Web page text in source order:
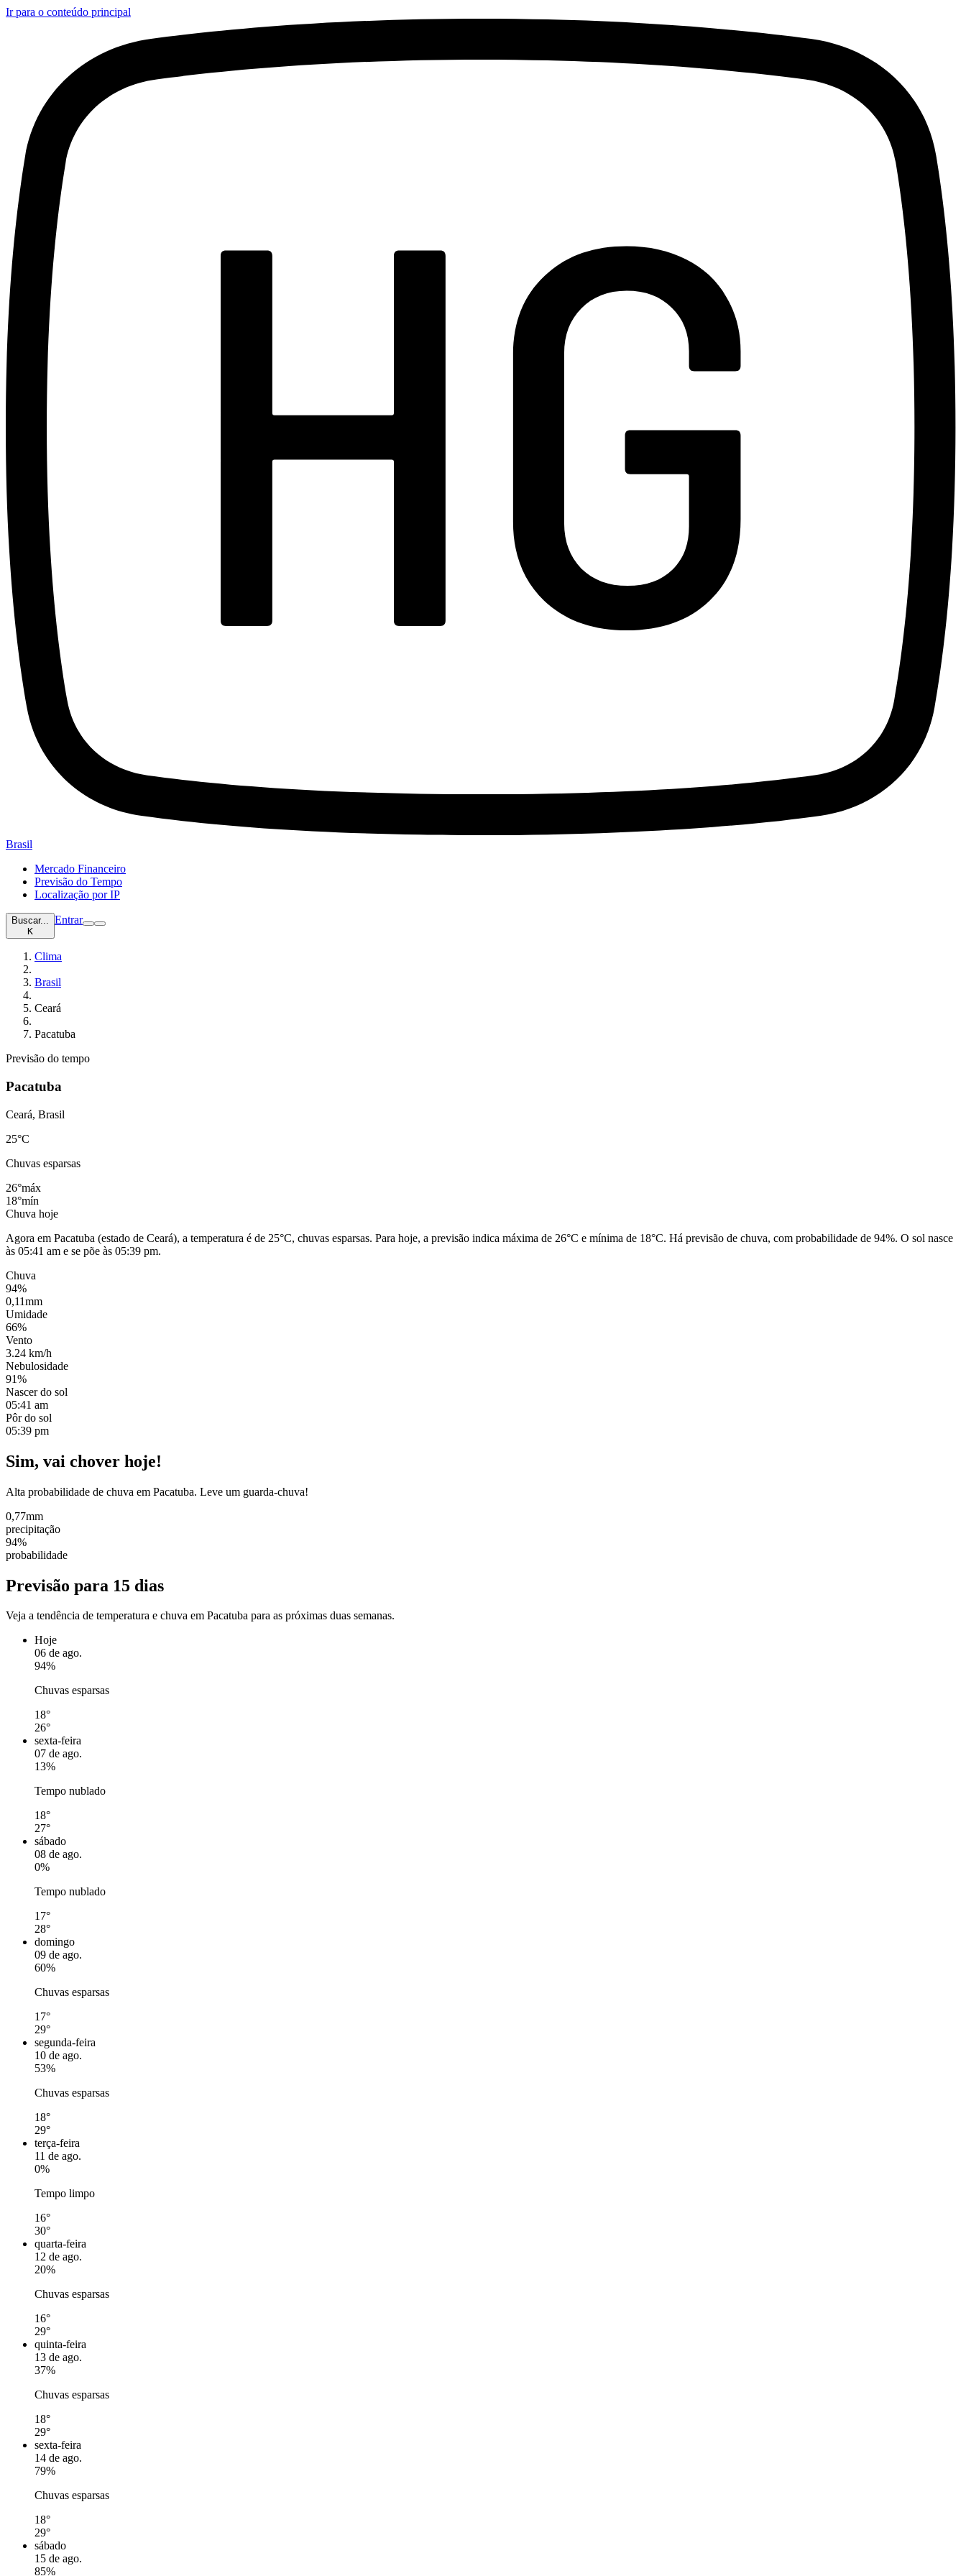
Ir para o conteúdo principal
Brasil
Mercado Financeiro
Previsão do Tempo
Localização por IP
Buscar...
K
Entrar
Clima
Brasil
Ceará
Pacatuba
Previsão do tempo
Pacatuba
Ceará, Brasil
25°C
Chuvas esparsas
26°máx
18°mín
Chuva hoje
Agora em Pacatuba (estado de Ceará), a temperatura é de 25°C, chuvas esparsas. Para hoje, a previsão indica máxima de 26°C e mínima de 18°C. Há previsão de chuva, com probabilidade de 94%. O sol nasce
às 05:41 am e se põe às 05:39 pm.
Chuva
94%
0,11mm
Umidade
66%
Vento
3.24 km/h
Nebulosidade
91%
Nascer do sol
05:41 am
Pôr do sol
05:39 pm
Sim, vai chover hoje!
Alta probabilidade de chuva em Pacatuba. Leve um guarda-chuva!
0,77mm
precipitação
94%
probabilidade
Previsão para 15 dias
Veja a tendência de temperatura e chuva em Pacatuba para as próximas duas semanas.
Hoje
06 de ago.
94%
Chuvas esparsas
18°
26°
sexta-feira
07 de ago.
13%
Tempo nublado
18°
27°
sábado
08 de ago.
0%
Tempo nublado
17°
28°
domingo
09 de ago.
60%
Chuvas esparsas
17°
29°
segunda-feira
10 de ago.
53%
Chuvas esparsas
18°
29°
terça-feira
11 de ago.
0%
Tempo limpo
16°
30°
quarta-feira
12 de ago.
20%
Chuvas esparsas
16°
29°
quinta-feira
13 de ago.
37%
Chuvas esparsas
18°
29°
sexta-feira
14 de ago.
79%
Chuvas esparsas
18°
29°
sábado
15 de ago.
85%